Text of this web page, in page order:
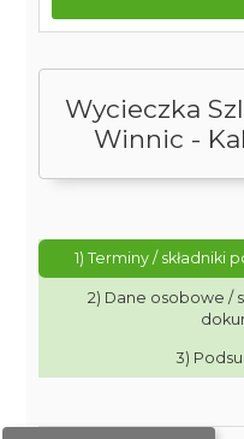
Wycieczka
Winnic -
1) Terminy /
2) Dane osobowe /
3)